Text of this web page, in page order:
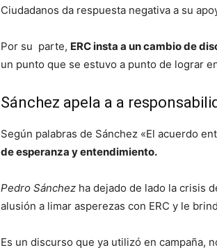
Ciudadanos da respuesta negativa a su
Por su parte, ERC insta a un cambio de
un punto que se estuvo a punto de lograr
Sánchez apela a a
Según palabras de Sánchez «El acuerdo
de esperanza y entendimiento.
Pedro Sánchez ha dejado de lado la crisis
alusión a limar asperezas con ERC y le
Es un discurso que ya utilizó en campaña,